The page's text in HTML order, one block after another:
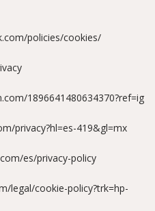
policies/cookies/
1896641480634370?ref=ig
privacy?hl=es-419&gl=mx
es/privacy-policy
legal/cookie-policy?trk=hp-